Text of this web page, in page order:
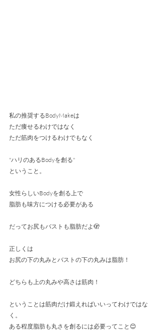
私の推奨するBodyMakeは
ただ痩せるわけではなく
ただ筋肉をつけるわけでもなく
"ハリのあるBodyを創る"
ということ。
女性らしいBodyを創る上で
脂肪も味方につける必要がある
だってお尻もバストも脂肪だよ🫣
正しくは
お尻の下の丸みとバストの下の丸みは脂肪！
どちらも上の丸みや高さは筋肉！
ということは筋肉だけ鍛えればいいってわけではな
く。
ある程度脂肪も丸さを創るには必要ってこと😊